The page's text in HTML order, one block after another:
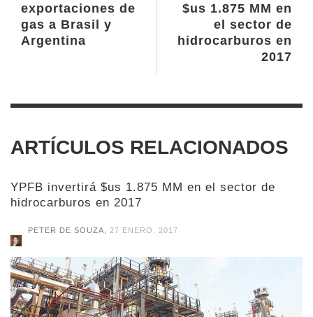
$us 1.875 MM en
el sector de
hidrocarburos en
2017
exportaciones de
gas a Brasil y
Argentina
ARTÍCULOS RELACIONADOS
YPFB invertirá $us 1.875 MM en el sector de
hidrocarburos en 2017
PETER DE SOUZA 27 ENERO, 2017